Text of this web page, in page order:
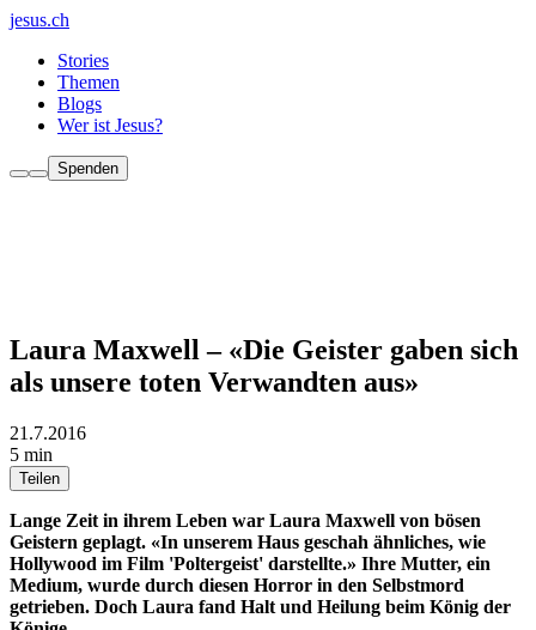
jesus.ch
Stories
Themen
Blogs
Wer ist Jesus?
Spenden
Laura Maxwell – «Die Geister gaben sich
als unsere toten Verwandten aus»
21.7.2016
5 min
Teilen
Lange Zeit in ihrem Leben war Laura Maxwell von bösen
Geistern geplagt. «In unserem Haus geschah ähnliches, wie
Hollywood im Film 'Poltergeist' darstellte.» Ihre Mutter, ein
Medium, wurde durch diesen Horror in den Selbstmord
getrieben. Doch Laura fand Halt und Heilung beim König der